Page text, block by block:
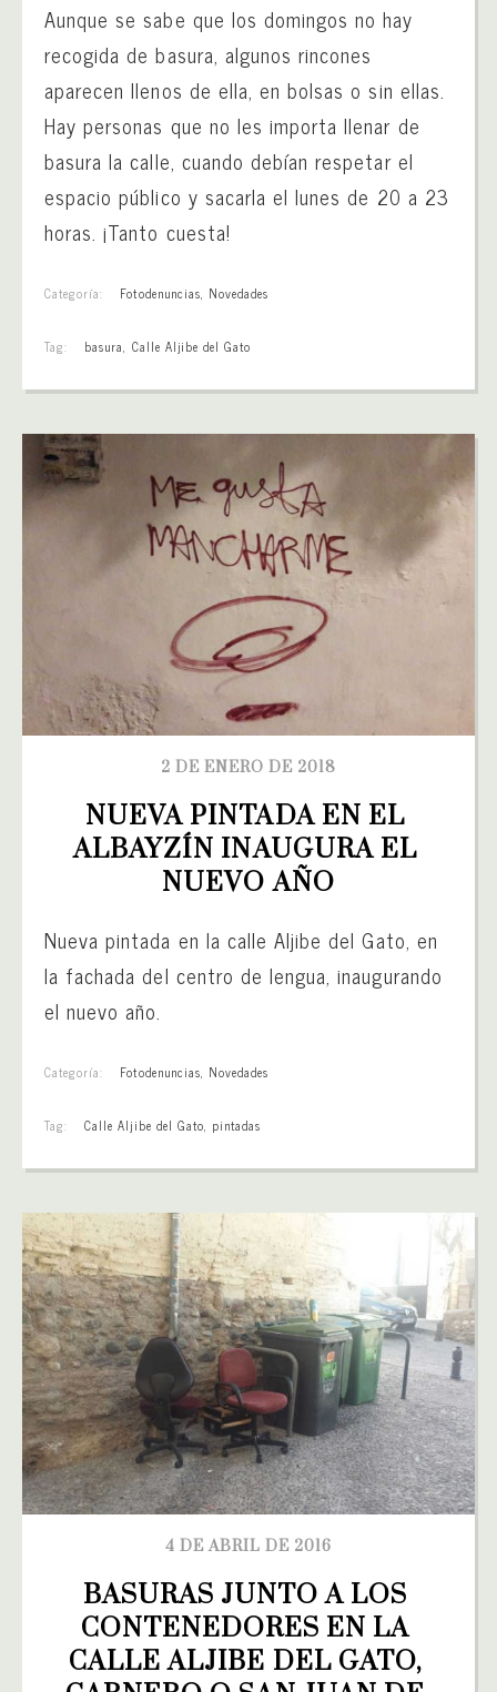
Aunque se sabe que los domingos no hay
recogida de basura, algunos rincones
aparecen llenos de ella, en bolsas o sin ellas.
Hay personas que no les importa llenar de
basura la calle, cuando debían respetar el
espacio público y sacarla el lunes de 20 a 23
horas. ¡Tanto cuesta!
Categoría: Fotodenuncias, Novedades
Tag: basura, Calle Aljibe del Gato
2 DE ENERO DE 2018
NUEVA PINTADA EN EL
ALBAYZÍN INAUGURA EL
NUEVO AÑO
Nueva pintada en la calle Aljibe del Gato, en
la fachada del centro de lengua, inaugurando
el nuevo año.
Categoría: Fotodenuncias, Novedades
Tag: Calle Aljibe del Gato, pintadas
4 DE ABRIL DE 2016
BASURAS JUNTO A LOS
CONTENEDORES EN LA
CALLE ALJIBE DEL GATO,